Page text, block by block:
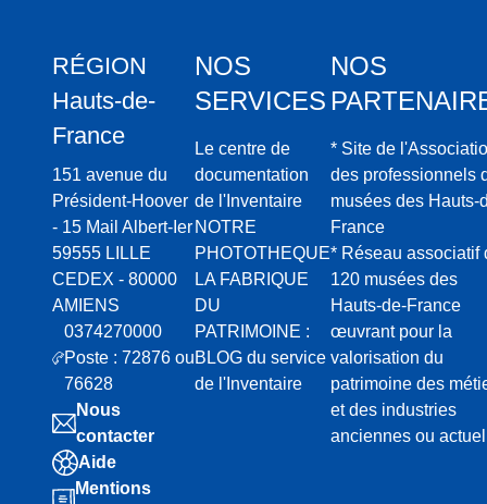
RÉGION
Hauts-de-
France
151 avenue du
Président-Hoover
- 15 Mail Albert-Ier
59555 LILLE
CEDEX - 80000
AMIENS
0374270000
Poste : 72876 ou
76628
Nous
contacter
Aide
Mentions
NOS
SERVICES
Le centre de
documentation
de l'Inventaire
NOTRE
PHOTOTHEQUE
LA FABRIQUE
DU
PATRIMOINE :
BLOG du service
de l'Inventaire
NOS
* Site de
des professionnels
musées des Hauts-
France
* Réseau associatif
120 musées des
Hauts-de-France
œuvrant pour la
valorisation du
patrimoine des
et des industries
anciennes ou